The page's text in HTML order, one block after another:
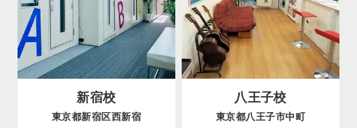
新宿校
東京都新宿区西新宿
八王子校
東京都八王子市中町